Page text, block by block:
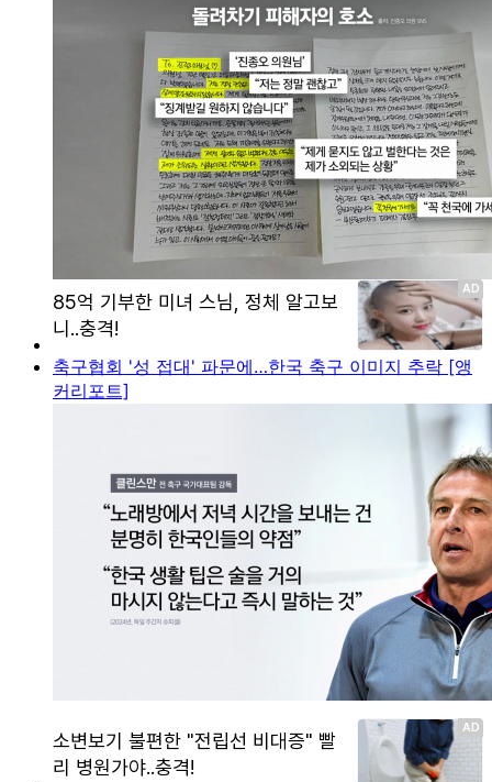
축구협회 '성 접대' 파문에…한국 축구 이미지 추락 [앵
커리포트]